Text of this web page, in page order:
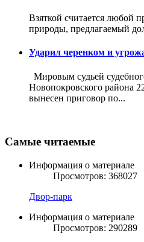
Взяткой считается любой
природы, предлагаемый
Ударил черенком и
Мировым судьей
Новопокровского района
вынесен приговор по...
Самые читаемые
Информация о материале
Просмотров: 368027
Двор-парк
Информация о материале
Просмотров: 290289